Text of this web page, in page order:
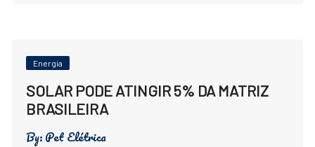
Energia
SOLAR PODE ATINGIR 5% DA MATRIZ
BRASILEIRA
By:Pet Elétrica